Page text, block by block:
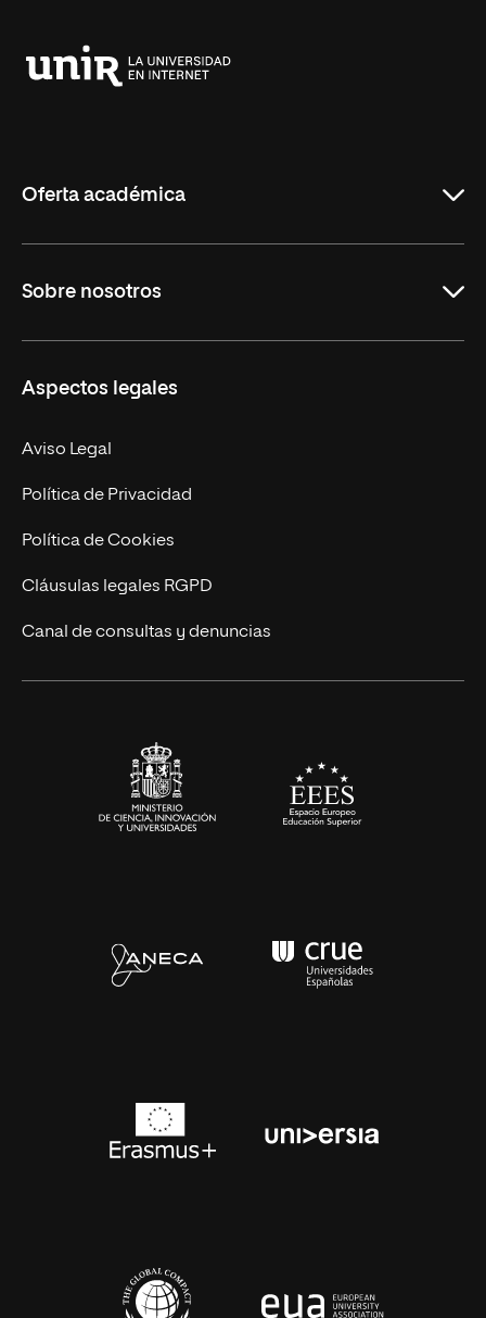
Oferta académica
Másteres Oficiales
Másteres Propios
Doctorados
Experto Universitario
Postgrados
Cursos Universitarios
Sobre nosotros
Facultades
Nuestro Equipo
Trabaja en UNIR
Actualidad
UNIR Revista
Eventos
Aspectos legales
Aviso Legal
Política de Privacidad
Política de Cookies
Cláusulas legales RGPD
Canal de consultas y denuncias